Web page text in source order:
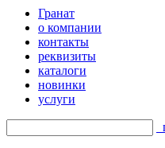
Гранат
о компании
контакты
реквизиты
каталоги
новинки
услуги